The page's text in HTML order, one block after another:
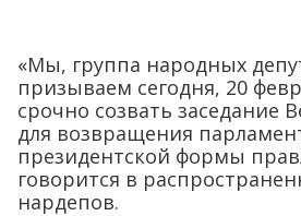
«Мы, группа народных
призываем сегодня, 20
срочно созвать заседание
для возвращения
президентской формы
говорится в
нардепов.